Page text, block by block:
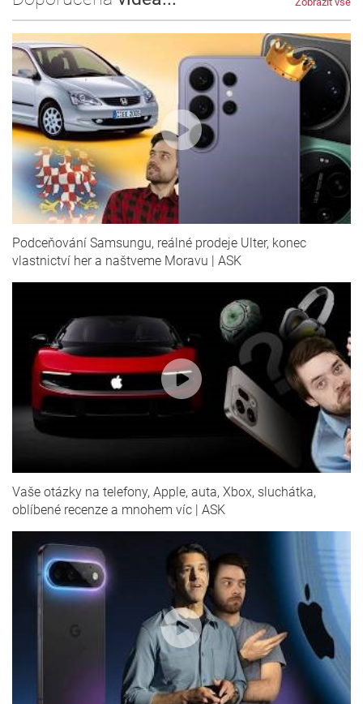
Podceňování Samsungu, reálné prodeje Ulter, konec
vlastnictví her a naštveme Moravu | ASK
Vaše otázky na telefony, Apple, auta, Xbox, sluchátka,
oblíbené recenze a mnohem víc | ASK